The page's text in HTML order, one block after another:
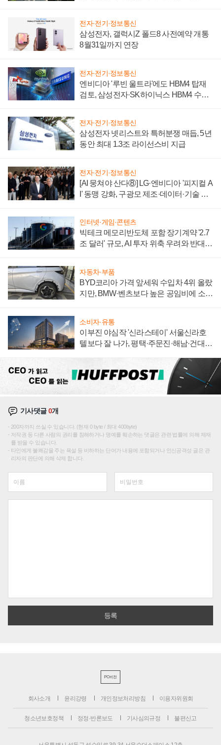
전자·전기·정보통신
삼성전자, 갤럭시Z 폴드8 사전예약 개통
8월31일까지 연장
전자·전기·정보통신
엔비디아 '루빈 울트라'에도 HBM4 탑재
검토, 삼성전자·SK하이닉스 HBM4 수율
전자·전기·정보통신
삼성전자 넷리스트와 특허분쟁 매듭, 5년
동안 최대 1.3조 라이선스비 지급
전자·전기·정보통신
[AI 뭉쳐야 산다⑧] LG·엔비디아 '피지컬 A
I' 동맹 강화, 구광모 제조·데이터·기술 결
인터넷·게임·콘텐츠
빅테크 메모리반도체 포함 장기계약 '2.7
조 달러' 규모, AI 투자 위축 우려와 반대
자동차·부품
BYD코리아 가격 앞세워 수입차 4위 올랐
지만, BMW·벤츠보다 높은 공임비에 소비
소비자·유통
이부진 야심작 '신라스테이' 서울신라호
텔보다 잘 나가, 평택·주문진·해남·건대로
기사댓글0개
200자까지 쓰실 수 있습니다. (현재 0 byte / 최대 400byte)
저작권 등 다른 사람의 권리를 침해하거나 명예를 훼손하는 댓글은 관련 법률에 의해 제재
를 받을 수 있습니다.
타인에게 불쾌감을 주는 욕설 등 비하하는 단어가 내용에 포함되거나 인신공격성 글은 관
리자의 판단에 의해 삭제 합니다.
PC버전
회사소개 윤리강령 개인정보처리방침 이용자위원회
청소년보호정책 정정·반론보도 기사심의규정 불편신고